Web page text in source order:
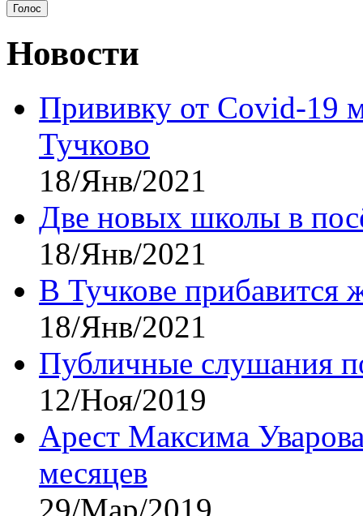
Новости
Прививку от Covid-19
Тучково
18/Янв/2021
Две новых школы в
18/Янв/2021
В Тучкове прибавится
18/Янв/2021
Публичные слушания
12/Ноя/2019
Арест Максима
месяцев
29/Мар/2019